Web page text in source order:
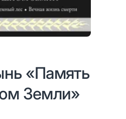
«Память
Земли»